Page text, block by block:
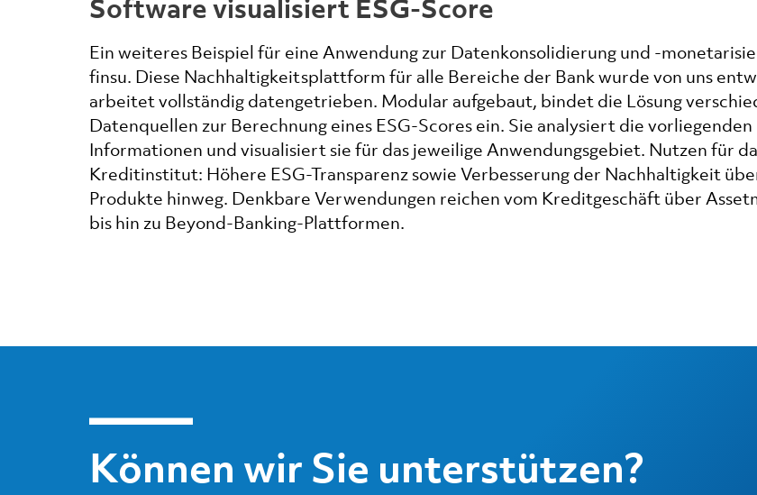
Software visualisiert ESG-Score
Ein weiteres Beispiel für eine Anwendung zur Datenkonsolidierung und -
finsu. Diese Nachhaltigkeitsplattform für alle Bereiche der Bank wurde von uns
arbeitet vollständig datengetrieben. Modular aufgebaut, bindet die Lösung
Datenquellen zur Berechnung eines ESG-Scores ein. Sie analysiert die vorliegenden
Informationen und visualisiert sie für das jeweilige Anwendungsgebiet. Nutzen für
Kreditinstitut: Höhere ESG-Transparenz sowie Verbesserung der Nachhaltigkeit
Produkte hinweg. Denkbare Verwendungen reichen vom Kreditgeschäft über
bis hin zu Beyond-Banking-Plattformen.
Können wir Sie unterstützen?